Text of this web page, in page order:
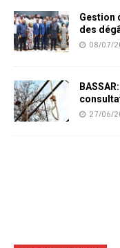
Gestion
des
08/07/
27/06/